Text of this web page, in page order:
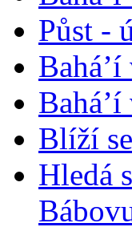
Půst -
Blíží
Hledá